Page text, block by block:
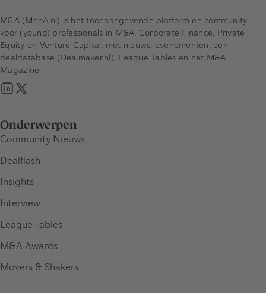
Onderwerpen
Community Nieuws
Dealflash
Insights
Interview
League Tables
M&A Awards
Movers & Shakers
M&A (MenA.nl) is het toonaangevende platform en community
voor (young) professionals in M&A, Corporate Finance, Private
Equity en Venture Capital, met nieuws, evenementen, een
dealdatabase (Dealmaker.nl), League Tables en het M&A
Magazine.